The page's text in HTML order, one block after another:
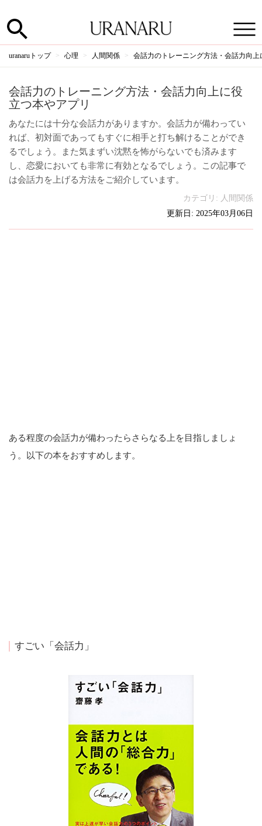
uranaruトップ 心理 人間関係 会話力のトレーニング方法・会話力向
会話力のトレーニング方法・会話力向上に役
立つ本やアプリ
あなたには十分な会話力がありますか。会話力が備わってい
れば、初対面であってもすぐに相手と打ち解けることができ
るでしょう。また気まずい沈黙を怖がらないでも済みます
し、恋愛においても非常に有効となるでしょう。この記事で
は会話力を上げる方法をご紹介しています。
カテゴリ: 人間関係
更新日: 2025年03月06日
ある程度の会話力が備わったらさらなる上を目指しましょ
う。以下の本をおすすめします。
すごい「会話力」